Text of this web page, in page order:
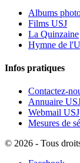
Albums
Films USJ
La Quinzaine
Hymne de
Infos pratiques
Contactez-
Annuaire
Webmail USJ
Mesures de
© 2026 - Tous